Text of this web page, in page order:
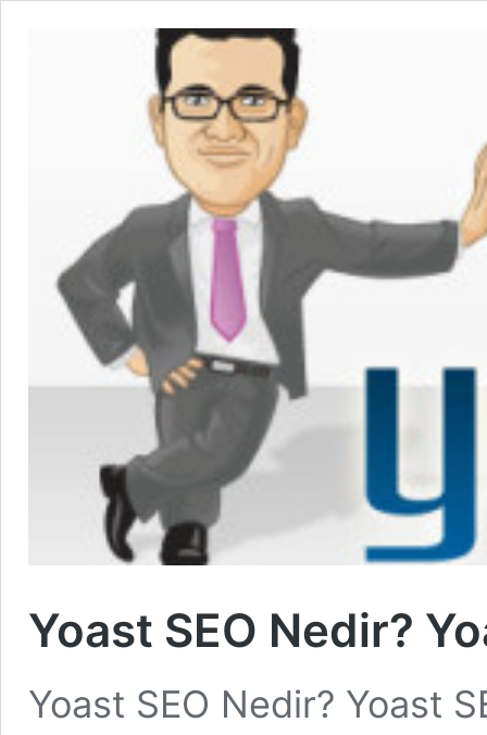
Yoast SEO Nedir?
Yoast SEO Nedir? Yoast